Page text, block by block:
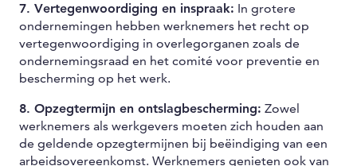
7. Vertegenwoordiging en inspraak: In grotere
ondernemingen hebben werknemers het recht op
vertegenwoordiging in overlegorganen zoals de
ondernemingsraad en het comité voor preventie en
bescherming op het werk.
8. Opzegtermijn en ontslagbescherming: Zowel
werknemers als werkgevers moeten zich houden aan
de geldende opzegtermijnen bij beëindiging van een
arbeidsovereenkomst. Werknemers genieten ook van